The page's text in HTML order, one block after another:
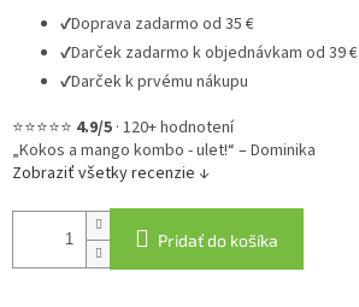
✔Doprava zadarmo od 35 €
✔Darček zadarmo k objednávkam od 39 €
✔Darček k prvému nákupu
⭐⭐⭐⭐⭐ 4.9/5 · 120+ hodnotení
„Kokos a mango kombo - ulet!“ – Dominika
Zobraziť všetky recenzie ↓
Pridať do košíka